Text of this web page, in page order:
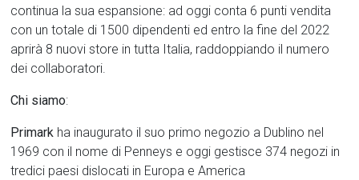
continua la sua espansione: ad oggi conta 6 punti vendita
con un totale di 1500 dipendenti ed entro la fine del 2022
aprirà 8 nuovi store in tutta Italia, raddoppiando il numero
dei collaboratori.
Chi siamo:
Primark ha inaugurato il suo primo negozio a Dublino nel
1969 con il nome di Penneys e oggi gestisce 374 negozi in
tredici paesi dislocati in Europa e America